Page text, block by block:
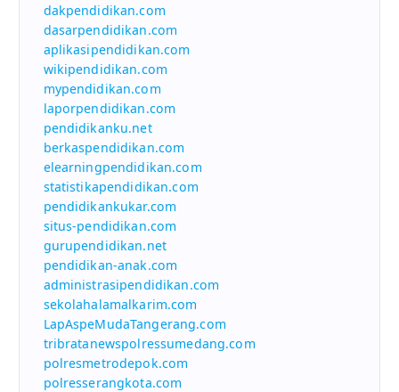
dakpendidikan.com
dasarpendidikan.com
aplikasipendidikan.com
wikipendidikan.com
mypendidikan.com
laporpendidikan.com
pendidikanku.net
berkaspendidikan.com
elearningpendidikan.com
statistikapendidikan.com
pendidikankukar.com
situs-pendidikan.com
gurupendidikan.net
pendidikan-anak.com
administrasipendidikan.com
sekolahalamalkarim.com
LapAspeMudaTangerang.com
tribratanewspolressumedang.com
polresmetrodepok.com
polresserangkota.com